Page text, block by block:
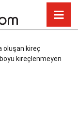
oluşan kireç
kireçlenmeyen